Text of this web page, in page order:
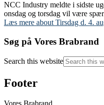
NCC Industry meldte i sidste
onsdag og torsdag vil være
Læs mere about Tirsdag d. 4.
Søg på Vores Brabrand
Search this website
Footer